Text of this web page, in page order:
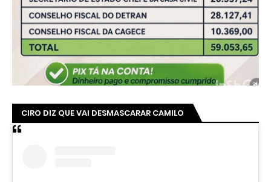
CIRO DIZ QUE VAI DESMASCARAR CAMILO